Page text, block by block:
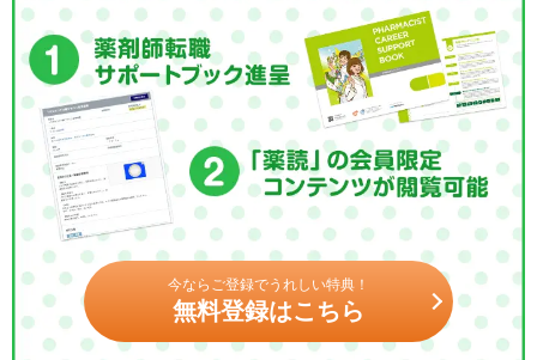
今ならご登録でうれしい特典！
無料登録はこちら